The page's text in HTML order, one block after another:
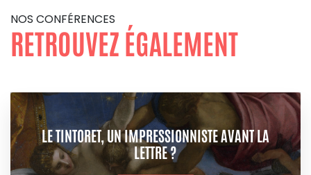
NOS CONFÉRENCES
RETROUVEZ ÉGALEMENT
LE TINTORET, UN IMPRESSIONNISTE AVANT LA
LETTRE ?